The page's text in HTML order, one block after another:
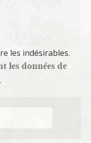
les indésirables.
les données de
.